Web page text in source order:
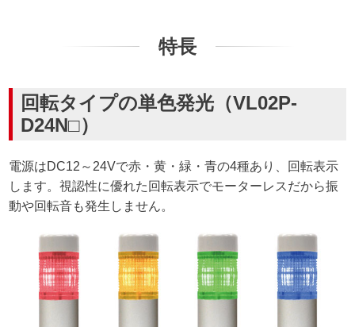
特長
回転タイプの単色発光（VL02P-
D24N□）
電源はDC12～24Vで赤・黄・緑・青の4種あり、回転表示
します。視認性に優れた回転表示でモーターレスだから振
動や回転音も発生しません。